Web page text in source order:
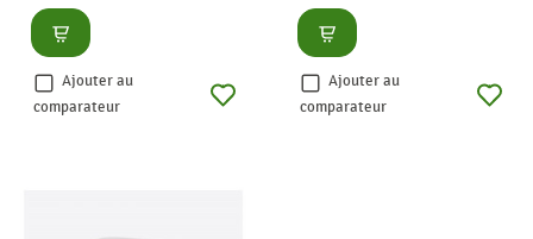
Consulter
Ajouter au
comparateur
Consulter
Ajouter au
comparateur